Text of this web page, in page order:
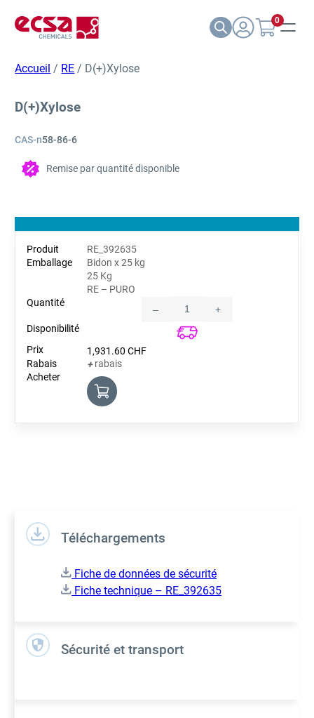
0
Accueil / RE / D(+)Xylose
D(+)Xylose
CAS-n58-86-6
Remise par quantité disponible
RE_392635
Bidon x 25 kg
25 Kg
RE – PURO
Quantity
– +
1,931.60CHF
+rabais
Téléchargements
Fiche de données de sécurité
Fiche technique – RE_392635
Sécurité et transport